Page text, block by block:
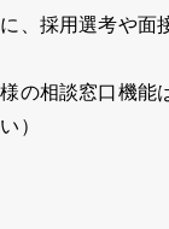
、採用選考や面
の相談窓口機能
）